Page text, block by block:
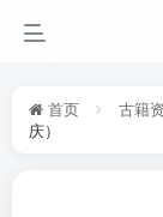
首页 古籍
庆）